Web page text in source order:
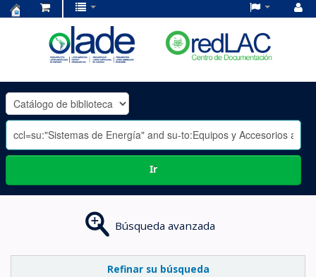
OLADE
-
Ir
Búsqueda avanzada
Refinar su búsqueda